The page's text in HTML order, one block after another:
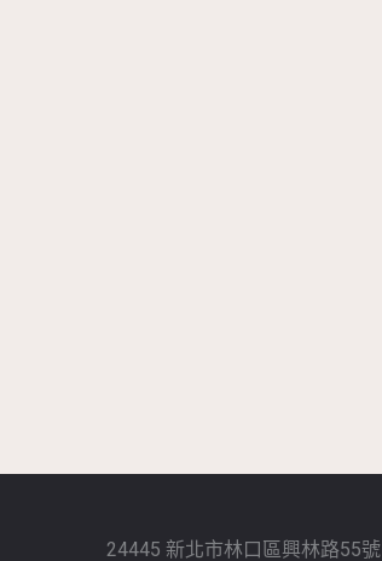
24445 新北市林口區興林路55號